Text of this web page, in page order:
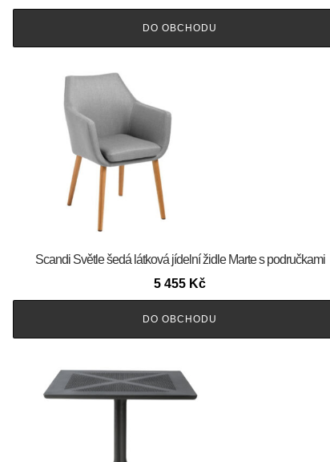
DO OBCHODU
Scandi Světle šedá látková jídelní židle Marte s područkami
5 455 Kč
DO OBCHODU